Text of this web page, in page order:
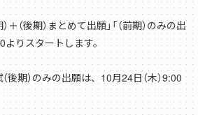
（後期）まとめて出願」「（前期）のみの出
よりスタートします。
期）のみの出願は、10月24日（木）9:00